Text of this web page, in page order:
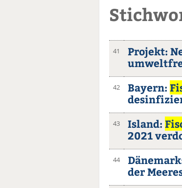
41 Projekt:
42 Bayern:
43 Island:
2021
44
der